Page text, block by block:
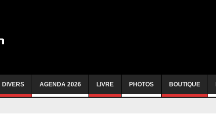
DIVERS AGENDA 2026 LIVRE PHOTOS BOUTIQUE